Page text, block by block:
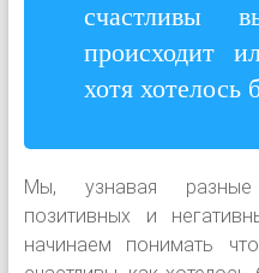
происходит
хотя хотелось
Мы, узнавая
позитивных и
начинаем понимать